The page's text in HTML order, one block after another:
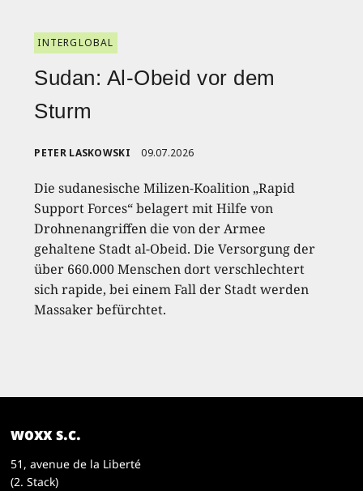
INTERGLOBAL
Sudan: Al-Obeid vor dem
Sturm
PETER LASKOWSKI 09.07.2026
Die sudanesische Milizen-Koalition „Rapid
Support Forces“ belagert mit Hilfe von
Drohnenangriffen die von der Armee
gehaltene Stadt al-Obeid. Die Versorgung der
über 660.000 Menschen dort verschlechtert
sich rapide, bei einem Fall der Stadt werden
Massaker befürchtet.
woxx s.c.
51, avenue de la Liberté
(2. Stack)